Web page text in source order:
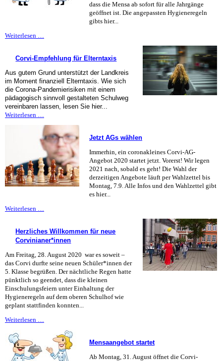
dass die Mensa ab sofort für alle Jahrgänge
geöffnet ist. Die angepassten Hygieneregeln
gibts hier...
Weiterlesen …
alle
Jahrgänge
Corvi-Empfehlung für Elterntaxis
Aus gutem Grund unterstützt der Landkreis
im Moment finanziell Elterntaxis. Wie sich
die Corona-Pandemierisiken mit einem
pädagogisch sinnvoll gestalteten Schulweg
vereinbaren lassen, lesen Sie hier...
Weiterlesen …
für
Elterntaxis
Jetzt AGs wählen
Immerhin, ein coronakleines Corvi-AG-
Angebot 2020 startet jetzt. Vorerst! Wir legen
2021 nach, sobald es geht! Die Wahl der
derzeitigen Angebote läuft per Wahlzettel bis
Montag, 7.9. Alle Infos und den Wahlzettel gibt
es hier...
Weiterlesen …
Herzliches Willkommen für neue
Corvinianer*innen
Am Freitag, 28. August 2020 war es soweit –
das Corvi durfte seine neuen Schüler*innen der
5. Klasse begrüßen. Der nächtliche Regen hatte
pünktlich so geendet, dass die kleinen
Einschulungsfeiern unter Einhaltung der
Hygieneregeln auf dem oberen Schulhof wie
geplant stattfinden konnten...
Weiterlesen …
neue
Corvinianer*innen
Mensaangebot startet
Ab Montag, 31. August öffnet die Corvi-